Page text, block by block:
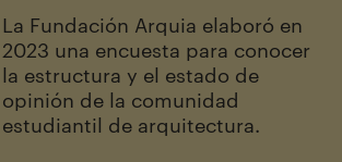
La Fundación Arquia elaboró en
2023 una encuesta para conocer
la estructura y el estado de
opinión de la comunidad
estudiantil de arquitectura.